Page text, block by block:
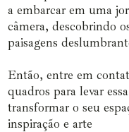
a embarcar em uma
câmera, descobrindo
paisagens
Então, entre em
quadros para levar
transformar o seu
inspiração e arte